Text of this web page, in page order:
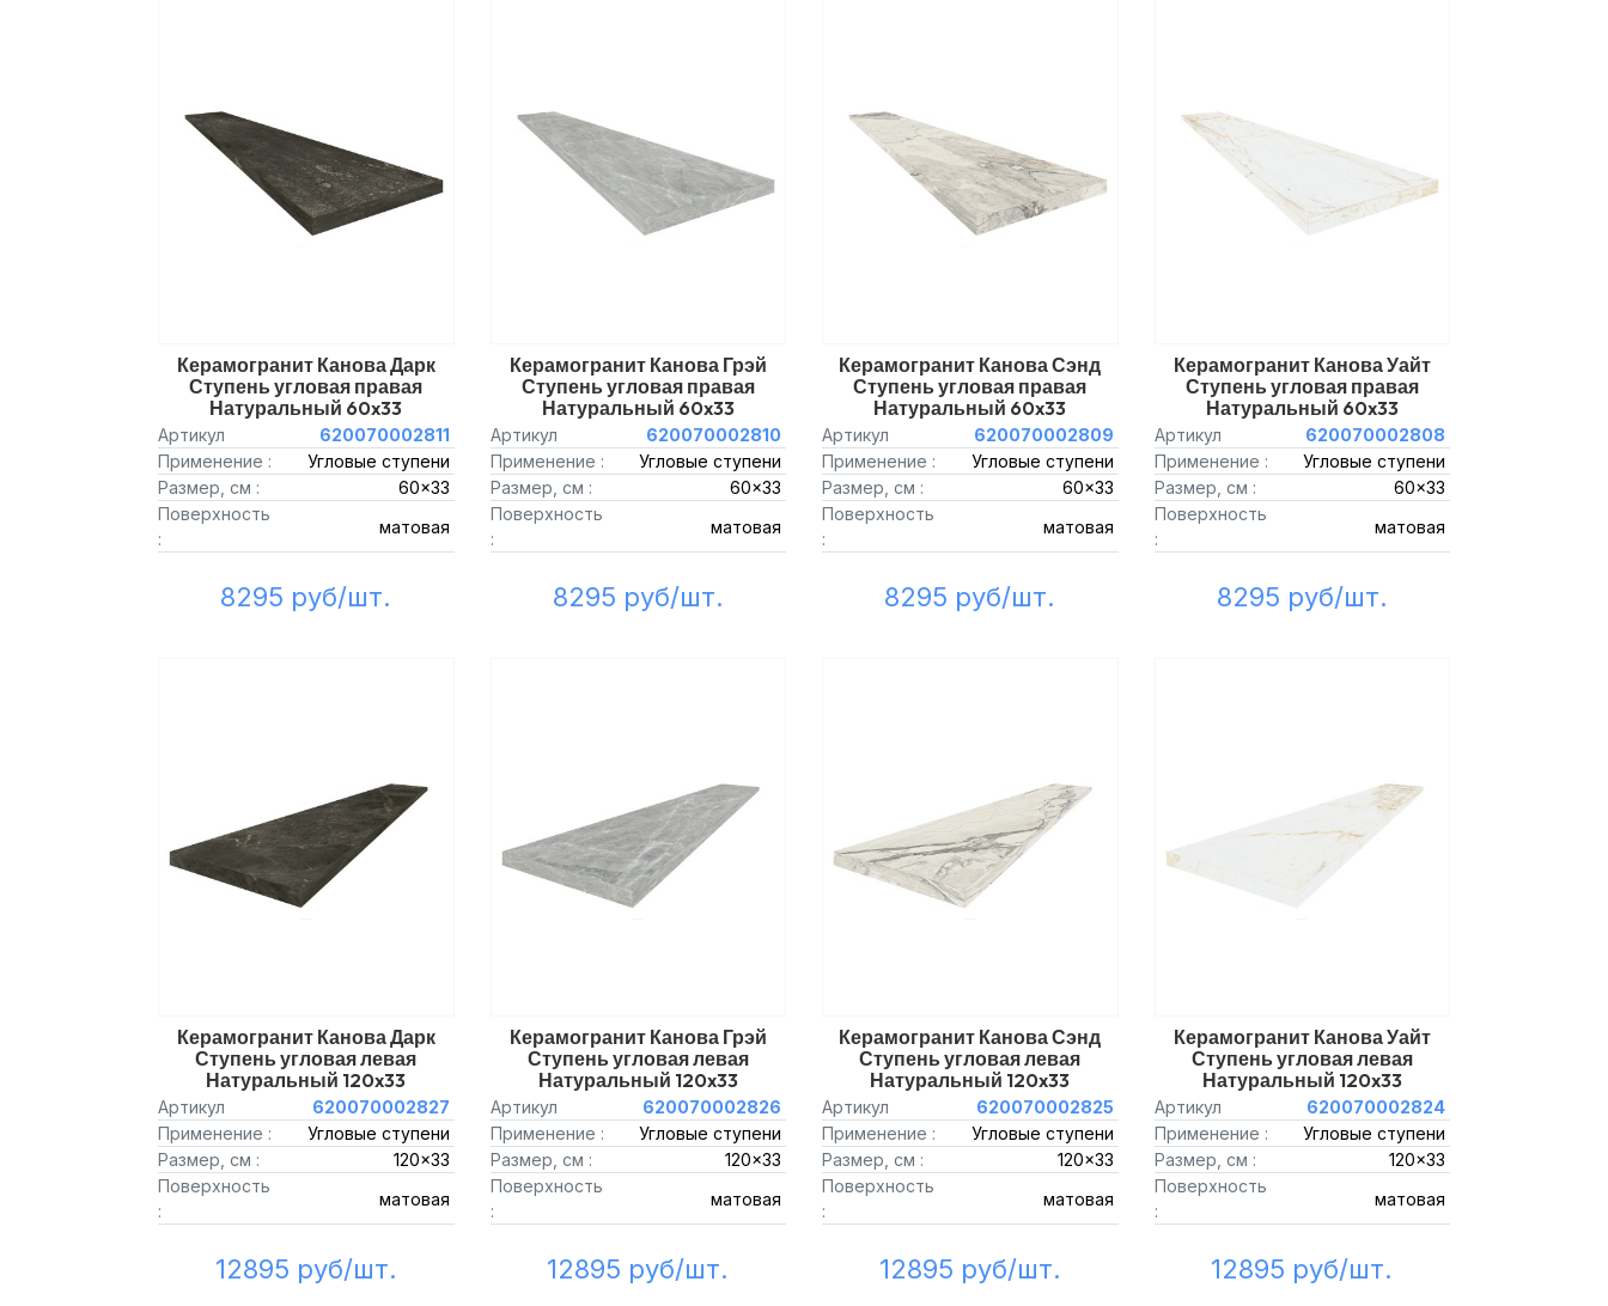
Керамогранит Канова Дарк
Ступень угловая правая
Натуральный 60x33
Артикул
620070002811
Применение :
Угловые ступени
Размер, см :
60x33
Поверхность
:
матовая
8295 руб/шт.
Керамогранит Канова Грэй
Ступень угловая правая
Натуральный 60x33
Артикул
620070002810
Применение :
Угловые ступени
Размер, см :
60x33
Поверхность
:
матовая
8295 руб/шт.
Керамогранит Канова Сэнд
Ступень угловая правая
Натуральный 60x33
Артикул
620070002809
Применение :
Угловые ступени
Размер, см :
60x33
Поверхность
:
матовая
8295 руб/шт.
Керамогранит Канова Уайт
Ступень угловая правая
Натуральный 60x33
Артикул
620070002808
Применение :
Угловые ступени
Размер, см :
60x33
Поверхность
:
матовая
8295 руб/шт.
Керамогранит Канова Дарк
Ступень угловая левая
Натуральный 120x33
Артикул
620070002827
Применение :
Угловые ступени
Размер, см :
120x33
Поверхность
:
матовая
12895 руб/шт.
Керамогранит Канова Грэй
Ступень угловая левая
Натуральный 120x33
Артикул
620070002826
Применение :
Угловые ступени
Размер, см :
120x33
Поверхность
:
матовая
12895 руб/шт.
Керамогранит Канова Сэнд
Ступень угловая левая
Натуральный 120x33
Артикул
620070002825
Применение :
Угловые ступени
Размер, см :
120x33
Поверхность
:
матовая
12895 руб/шт.
Керамогранит Канова Уайт
Ступень угловая левая
Натуральный 120x33
Артикул
620070002824
Применение :
Угловые ступени
Размер, см :
120x33
Поверхность
:
матовая
12895 руб/шт.